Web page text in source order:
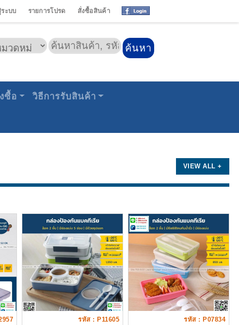
ระบบ รายการโปรด สั่งซื้อสินค้า
ซื้อ วิธีการรับสินค้า
VIEW ALL +
รหัส : P11605 รหัส : P07834